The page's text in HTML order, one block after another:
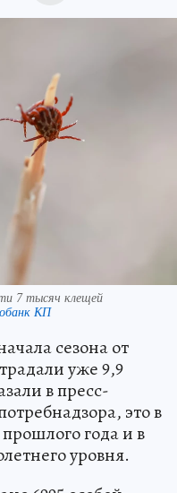
7 тысяч клещей
КП
сезона от
уже 9,9
в пресс-
это в
года и в
уровня.